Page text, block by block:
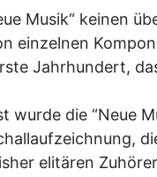
Musik“ keinen
einzelnen
Jahrhundert,
wurde die “Neue
elitären